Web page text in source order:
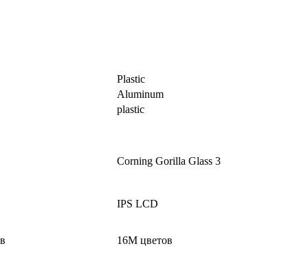
Plastic
Aluminum
plastic
Corning Gorilla Glass 3
IPS LCD
16M цветов